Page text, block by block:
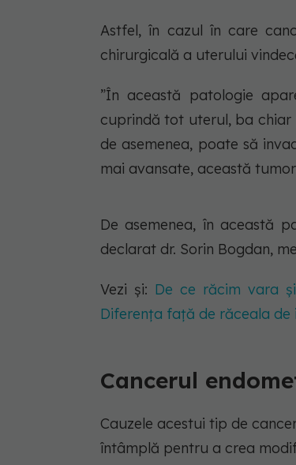
Astfel, în cazul în care
chirurgicală a uterului
”În această patologie
cuprindă tot uterul, ba chiar
de asemenea, poate să
mai avansate, această
De asemenea, în această
declarat dr. Sorin Bogdan,
Vezi și: De ce răcim vara
Diferența față de răceala
Cancerul
Cauzele acestui tip de
întâmplă pentru a crea